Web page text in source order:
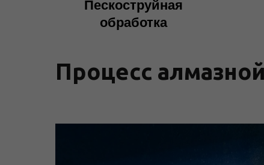
Пескоструйная
обработка
Процесс